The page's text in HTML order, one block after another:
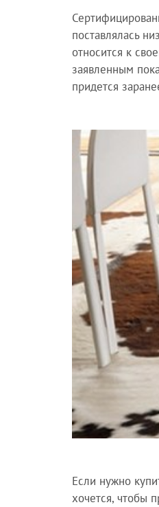
поставлялась
относится к
заявленным
придется
Если нужно
хочется, чтобы